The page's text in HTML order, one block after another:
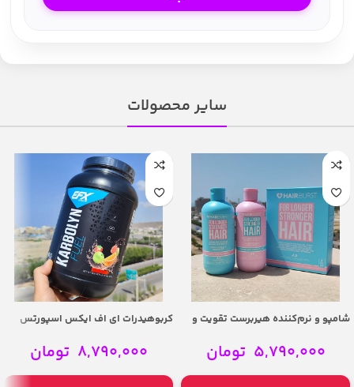
سایر محصولات
شامپو و نرم‌کننده هیربرست تقویت و
Stronger Hair Shampoo & Conditioner
5,790,000 تومان
کربوهیدرات ای اف ایکس اسپورتس
8,790,000 تومان